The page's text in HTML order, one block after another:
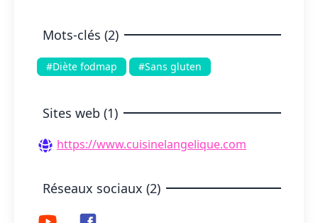
Mots-clés (2)
#Diète fodmap #Sans gluten
Sites web (1)
https://www.cuisinelangelique.com
Réseaux sociaux (2)